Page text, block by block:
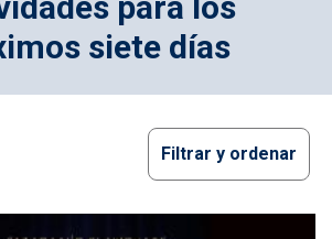
siete días
Filtrar y ordenar